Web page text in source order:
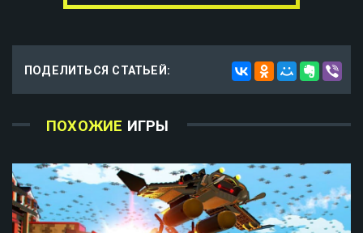
ПОДЕЛИТЬСЯ СТАТЬЕЙ:
ПОХОЖИЕ ИГРЫ